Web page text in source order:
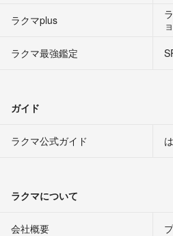
ラクマplus
ラクマ最強鑑定
ガイド
ラクマ公式ガイド
ラクマについて
会社概要